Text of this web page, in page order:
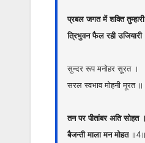
प्रबल जगत में शक्ति
त्रिभुवन फैल रही उजियारी
सुन्दर रूप मनोहर सूरत ।
सरल स्वभाव मोहनी मूरत ॥
तन पर पीतांबर अति सोहत ।
बैजन्ती माला मन मोहत॥4॥